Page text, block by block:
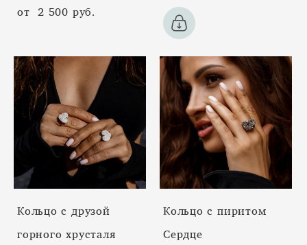
от 2 500 pуб.
Кольцо с друзой
горного хрусталя
Кольцо с пиритом
Cердце